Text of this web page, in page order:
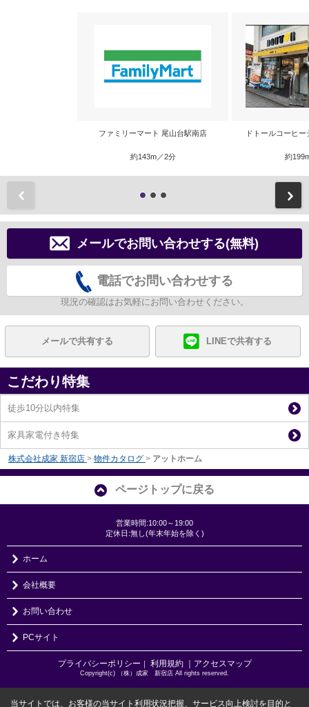
ファミリーマート 尾山台駅南店
約143m／2分
ドトールコーヒ
約
メールでお問い合わせする(無料)
電話でお問い合わせする
現況の確認はお気軽にお問い合わせください。
メールで共有する LINEで共有する
こだわり特集
徒歩10分以内特集
家具家電付き特集
株式会社成家 新宿店 > 物件カタログ > アットホーム
ページトップに戻る
営業時間:10:00～19:00
定休日:無し(年末年始を除く)
ホーム
会社概要
お問い合わせ
PCサイト
プライバシーポリシー 利用規約 ｜アクセスマップ
Copyright(c) （株）成家 新宿店 All rights reserved.
当サイトでは、お客様の当サイト利用状況把握、サービス向上検討を目的と